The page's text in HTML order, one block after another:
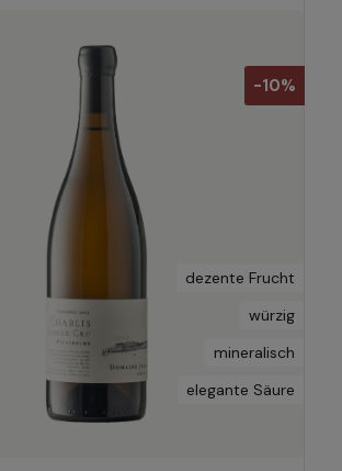
-10%
dezente Frucht
würzig
mineralisch
elegante Säure